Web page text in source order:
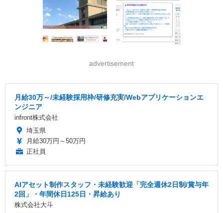
advertisement
月給30万～/未経験採用枠/研修充実/Webアプリケーションエ
ンジニア
infront株式会社
埼玉県
月給30万円～50万円
正社員
AIアセット制作スタッフ・未経験歓迎「完全週休2日制/賞与年
2回」・年間休日125日・昇給あり
株式会社大斗